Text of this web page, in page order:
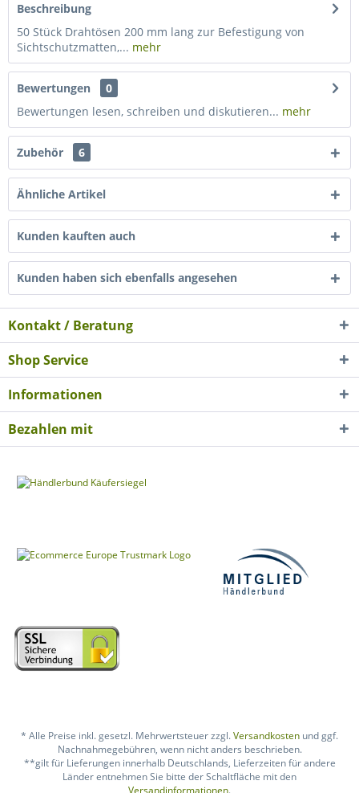
Beschreibung
50 Stück Drahtösen 200 mm lang zur Befestigung von
Sichtschutzmatten,... mehr
Bewertungen
0
Bewertungen lesen, schreiben und diskutieren... mehr
Zubehör 6
Ähnliche Artikel
Kunden kauften auch
Kunden haben sich ebenfalls angesehen
Kontakt / Beratung
Shop Service
Informationen
Bezahlen mit
* Alle Preise inkl. gesetzl. Mehrwertsteuer zzgl.Versandkosten und ggf.
Nachnahmegebühren, wenn nicht anders beschrieben.
**gilt für Lieferungen innerhalb Deutschlands, Lieferzeiten für andere
Länder entnehmen Sie bitte der Schaltfläche mit den